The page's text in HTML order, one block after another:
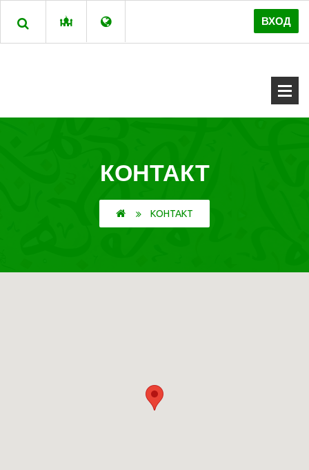
ВХОД
КОНТАКТ
КОНТАКТ